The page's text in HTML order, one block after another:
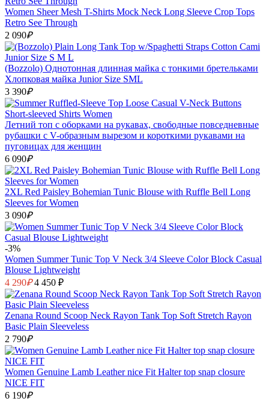
Women Sheer Mesh T-Shirts Mock Neck Long Sleeve Crop Tops
Retro See Through
2 090₽
(Bozzolo) Однотонная длинная майка с тонкими бретельками
Хлопковая майка Junior Size SML
3 390₽
Летний топ с оборками на рукавах, свободные повседневные
рубашки с V-образным вырезом и короткими рукавами на
пуговицах для женщин
6 090₽
2XL Red Paisley Bohemian Tunic Blouse with Ruffle Bell Long
Sleeves for Women
3 090₽
-3%
Women Summer Tunic Top V Neck 3/4 Sleeve Color Block Casual
Blouse Lightweight
4 290₽ 4 450 ₽
Zenana Round Scoop Neck Rayon Tank Top Soft Stretch Rayon
Basic Plain Sleeveless
2 790₽
Women Genuine Lamb Leather nice Fit Halter top snap closure
NICE FIT
6 190₽